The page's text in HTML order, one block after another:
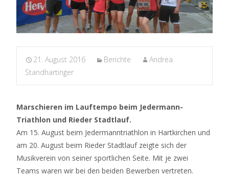
21. August 2016 Berichte
Andrea
Standhartinger
Marschieren im Lauftempo beim Jedermann-
Triathlon und Rieder Stadtlauf.
Am 15. August beim Jedermanntriathlon in Hartkirchen und
am 20. August beim Rieder Stadtlauf zeigte sich der
Musikverein von seiner sportlichen Seite. Mit je zwei
Teams waren wir bei den beiden Bewerben vertreten.